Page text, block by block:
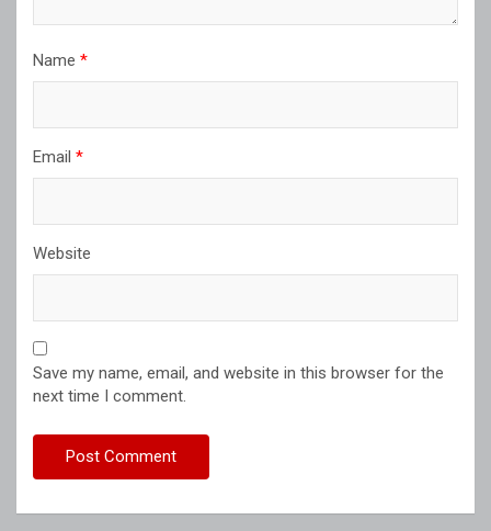
Name *
Email *
Website
Save my name, email, and website in this browser for the
next time I comment.